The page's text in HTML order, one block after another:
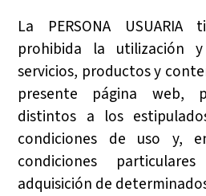
La PERSONA USUARIA
prohibida la utilización
servicios, productos y
presente página web,
distintos a los
condiciones de uso y,
condiciones
adquisición de